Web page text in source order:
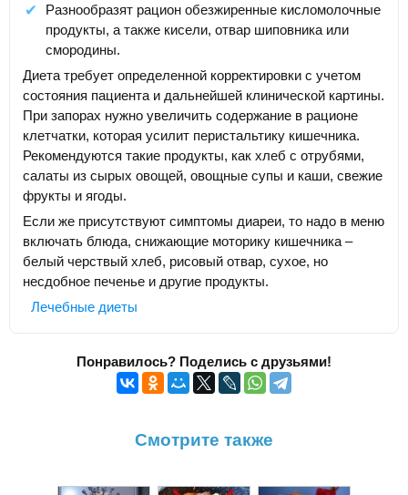
Разнообразят рацион обезжиренные кисломолочные
продукты, а также кисели, отвар шиповника или
смородины.
Диета требует определенной корректировки с учетом
состояния пациента и дальнейшей клинической картины.
При запорах нужно увеличить содержание в рационе
клетчатки, которая усилит перистальтику кишечника.
Рекомендуются такие продукты, как хлеб с отрубями,
салаты из сырых овощей, овощные супы и каши, свежие
фрукты и ягоды.
Если же присутствуют симптомы диареи, то надо в меню
включать блюда, снижающие моторику кишечника –
белый черствый хлеб, рисовый отвар, сухое, но
несдобное печенье и другие продукты.
Лечебные диеты
Понравилось? Поделись с друзьями!
Смотрите также